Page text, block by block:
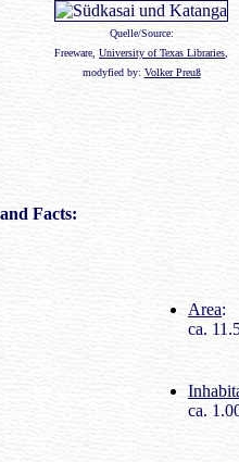
Quelle/Source:
Freeware, University of Texas Libraries
modyfied by: Volker Preuß
Facts:
Area:
ca.
ca.